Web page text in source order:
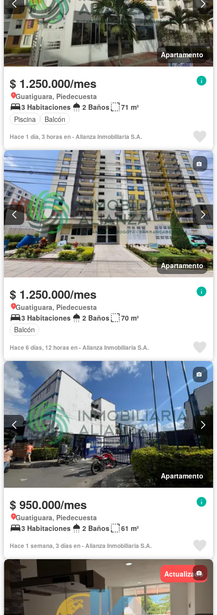
Apartamento
$ 1.250.000/mes
Guatiguara, Piedecuesta
3 Habitaciones
2 Baños
71 m²
Piscina
Balcón
Hace 1 día, 3 horas en - Alianza Inmobiliaria S.A.
Apartamento
$ 1.250.000/mes
Guatiguara, Piedecuesta
3 Habitaciones
2 Baños
70 m²
Balcón
Hace 6 días, 12 horas en - Alianza Inmobiliaria S.A.
Apartamento
$ 950.000/mes
Guatiguara, Piedecuesta
3 Habitaciones
2 Baños 61 m²
Hace 1 semana, 3 días en - Alianza Inmobiliaria S.A.
Actualizado